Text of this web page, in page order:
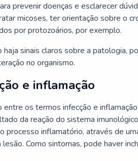
prevenir doenças e esclarecer
micoses, ter orientação sobre o
por protozoários, por exemplo.
sinais claros sobre a patologia,
no organismo.
e inflamação
entre os termos infecção e
da reação do sistema
processo inflamatório, através de
Como sintomas, pode haver